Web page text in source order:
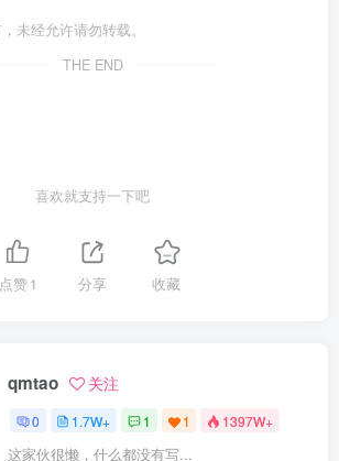
未经允许请勿转载。
THE END
喜欢就支持一下吧
点赞1 分享 收藏
qmtao 关注
0 1.7W+ 1 1 1397W+
这家伙很懒，什么都没有写...